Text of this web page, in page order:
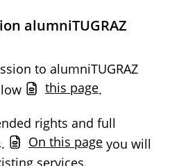
alumniTUGRAZ
to alumniTUGRAZ
this page.
rights and full
On this pageyou will
services.